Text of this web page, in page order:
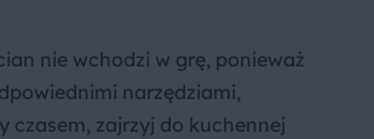
nie wchodzi w grę, ponieważ
narzędziami,
czasem, zajrzyj do kuchennej